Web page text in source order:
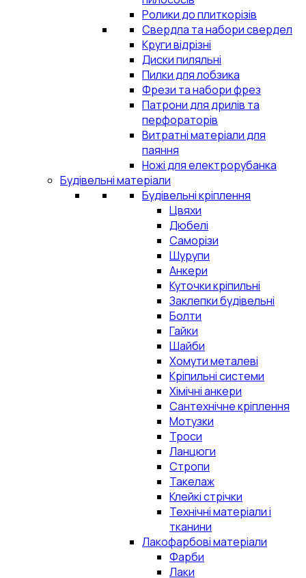
Ролики до плиткорізів
Свердла та набори свердел
Круги відрізні
Диски пиляльні
Пилки для лобзика
Фрези та набори фрез
Патрони для дрилів та
перфораторів
Витратні матеріали для
паяння
Ножі для електрорубанка
Будівельні матеріали
Будівельні кріплення
Цвяхи
Дюбелі
Саморізи
Шурупи
Анкери
Куточки кріпильні
Заклепки будівельні
Болти
Гайки
Шайби
Хомути металеві
Кріпильні системи
Хімічні анкери
Сантехнічне кріплення
Мотузки
Троси
Ланцюги
Стропи
Такелаж
Клейкі стрічки
Технічні матеріали і
тканини
Лакофарбові матеріали
Фарби
Лаки